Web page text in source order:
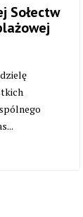
Sołectw